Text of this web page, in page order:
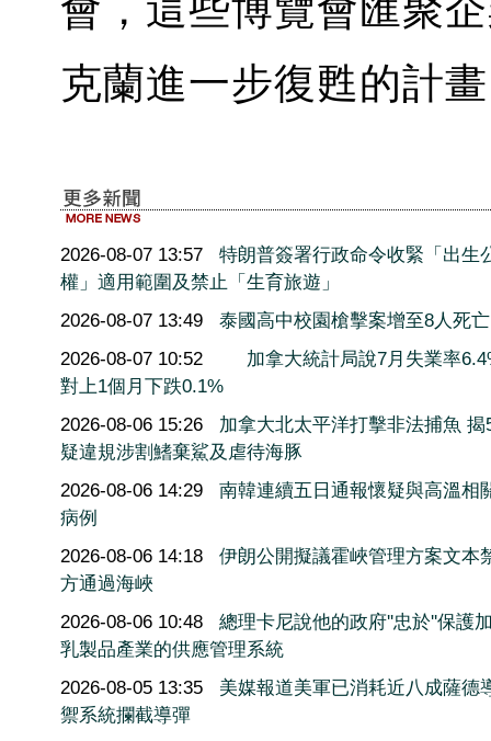
會，這些博覽會匯聚
克蘭進一步復甦的計
2026-08-07 13:57
特朗普簽署行政命令收緊「出生
權」適用範圍及禁止「生育旅遊」
2026-08-07 13:49
泰國高中校園槍擊案增至8人死亡
2026-08-07 10:52
加拿大統計局說7月失業率
對上1個月下跌0.1%
2026-08-06 15:26
加拿大北太平洋打擊非法捕魚 揭
疑違規涉割鰭棄鯊及虐待海豚
2026-08-06 14:29
南韓連續五日通報懷疑與高溫相
病例
2026-08-06 14:18
伊朗公開擬議霍峽管理方案文本
方通過海峽
2026-08-06 10:48
總理卡尼說他的政府''忠於''保護
乳製品產業的供應管理系統
2026-08-05 13:35
美媒報道美軍已消耗近八成薩德
禦系統攔截導彈